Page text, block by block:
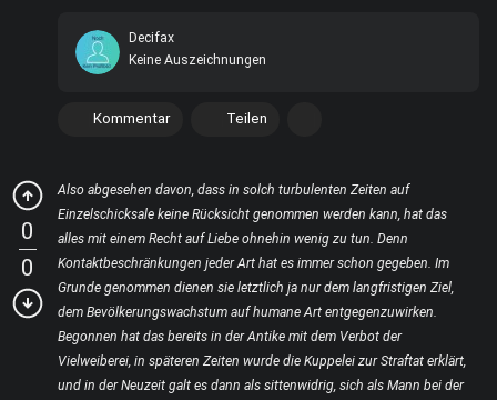
Decifax
Keine Auszeichnungen
Kommentar Teilen
0
0
Also abgesehen davon, dass in solch turbulenten Zeiten auf
Einzelschicksale keine Rücksicht genommen werden kann, hat das
alles mit einem Recht auf Liebe ohnehin wenig zu tun. Denn
Kontaktbeschränkungen jeder Art hat es immer schon gegeben. Im
Grunde genommen dienen sie letztlich ja nur dem langfristigen Ziel,
dem Bevölkerungswachstum auf humane Art entgegenzuwirken.
Begonnen hat das bereits in der Antike mit dem Verbot der
Vielweiberei, in späteren Zeiten wurde die Kuppelei zur Straftat erklärt,
und in der Neuzeit galt es dann als sittenwidrig, sich als Mann bei der